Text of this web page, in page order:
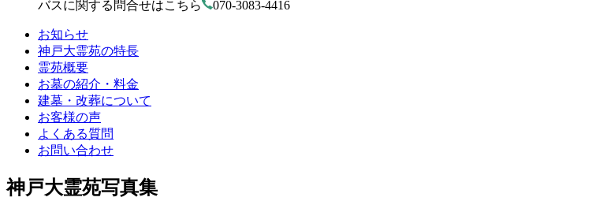
バスに関する問合せはこちら
070-3083-4416
お知らせ
神戸大霊苑の特長
霊苑概要
お墓の紹介・料金
建墓・改葬について
お客様の声
よくある質問
お問い合わせ
神戸大霊苑写真集